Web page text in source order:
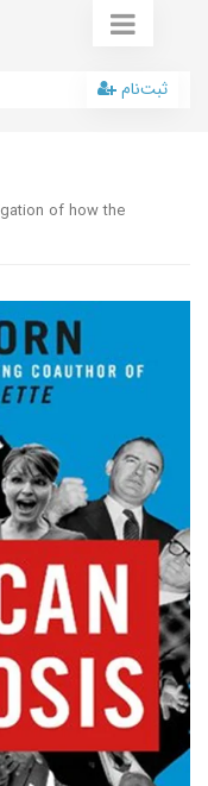
ثبت‌نام
of how the